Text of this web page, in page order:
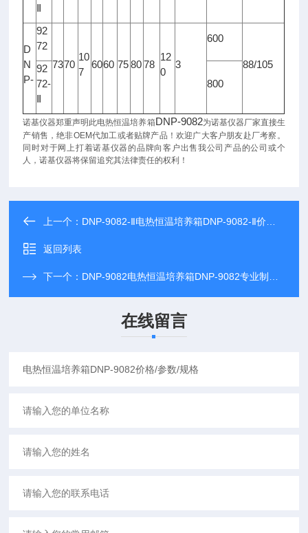
D
N
P-
92
72
7370
10
7
6060 75 80 78
12
0
3
600
88/105
92
72-
800
诺基仪器郑重声明此电热恒温培养箱DNP-9082为诺基仪器厂家直接生
产销售，绝非OEM代加工或者贴牌产品！欢迎广大客户朋友赴厂考察。
同时对于网上打着诺基仪器的品牌向客户出售我公司产品的公司或个
人，诺基仪器将保留追究其法律责任的权利！
上一个： DNP-9082-Ⅱ电热恒温培养箱DNP-9082-Ⅱ价格/参数/规格
返回列表
下一个： DNP-9082电热恒温培养箱DNP-9082专业制造厂家
在线留言